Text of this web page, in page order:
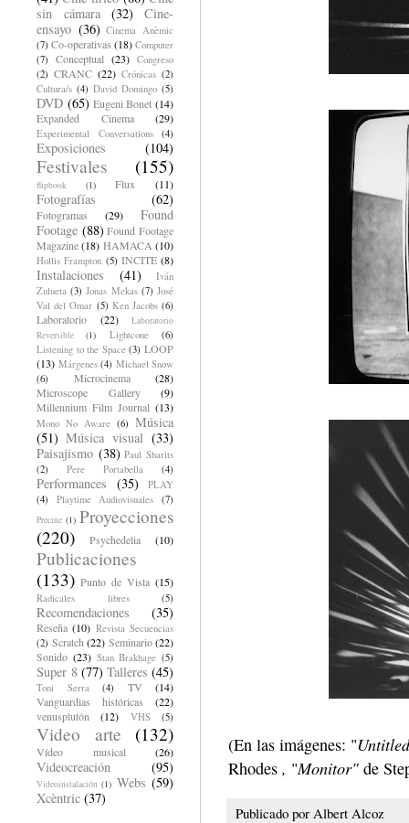
(En las imágenes: "
Rhodes , "Monitor" de
Publicado por Albert Alcoz
sin cámara
(32)
Cine-
ensayo (36) Cinema Anèmic
(7) Co-operativas (18) Computer
(7)
Conceptual (23) Congreso
(2) CRANC (22) Crónicas (2)
Cultura/s (4) David Domingo (5)
DVD (65) Eugeni Bonet (14)
Expanded Cinema
(29)
Experimental Conversations (4)
Exposiciones (104)
Festivales (155)
flipbook (1) Flux (11)
Fotografías (62)
Fotogramas (29)
Found
Footage (88) Found Footage
Magazine (18) HAMACA (10)
Hollis Frampton (5) INCITE (8)
Instalaciones (41)
Iván
Zulueta (3) Jonas Mekas (7) José
Val del Omar (5) Ken Jacobs (6)
Laboratorio (22)
Laboratorio
Reversible
(1) Lightcone
(6)
Listening to the Space (3) LOOP
(13) Márgenes (4) Michael Snow
(6)
Microcinema
(28)
Microscope Gallery
(9)
Millennium Film Journal (13)
Mono No Aware (6) Música
(51) Música visual (33)
Paisajismo (38) Paul Sharits
(2)
Pere Portabella (4)
Performances (35)
PLAY
(4)
Playtime Audiovisuales (7)
Precine (1) Proyecciones
(220)
Psychedelia (10)
Publicaciones
(133) Punto de Vista (15)
Radicales libres (5)
Recomendaciones (35)
Reseña (10) Revista Secuencias
(2) Scratch (22) Seminario (22)
Sonido (23) Stan Brakhage (5)
Super 8 (77) Talleres (45)
Toni Serra (4) TV
(14)
Vanguardias históricas
(22)
venusplutón
(12) VHS (5)
Video arte (132)
Vídeo musical (26)
Videocreación (95)
Videoinstalación (1) Webs (59)
Xcèntric (37)